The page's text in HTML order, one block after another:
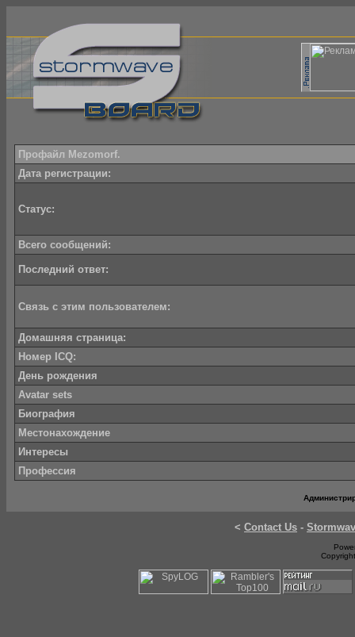
Профайл Mezomorf.
Дата регистрации:
Статус:
Всего сообщений:
Последний ответ:
Связь с этим пользователем:
Домашняя страница:
Номер ICQ:
День рождения
Avatar sets
Биография
Местонахождение
Интересы
Профессия
< Contact Us -